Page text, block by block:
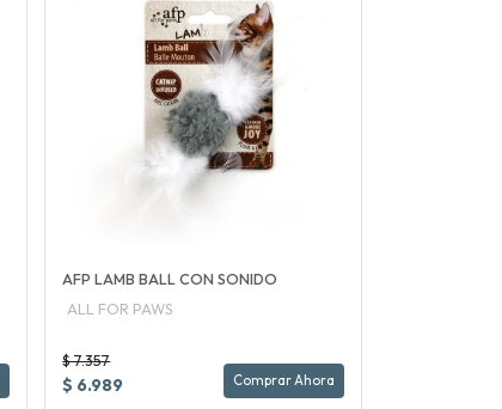
AFP LAMB BALL CON SONIDO
ALL FOR PAWS
$ 7.357
$ 6.989 Comprar Ahora